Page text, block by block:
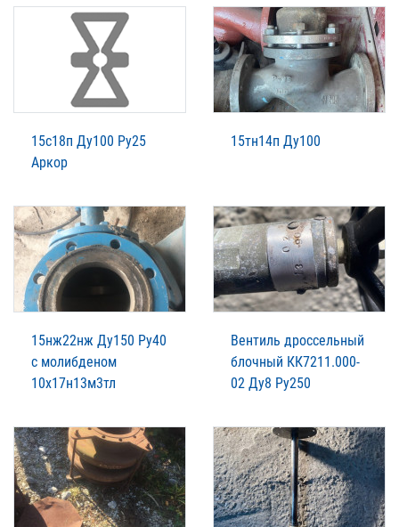
15с18п Ду100 Ру25
Аркор
15тн14п Ду100
15нж22нж Ду150 Ру40
с молибденом
10х17н13м3тл
Вентиль дроссельный
блочный КК7211.000-
02 Ду8 Ру250